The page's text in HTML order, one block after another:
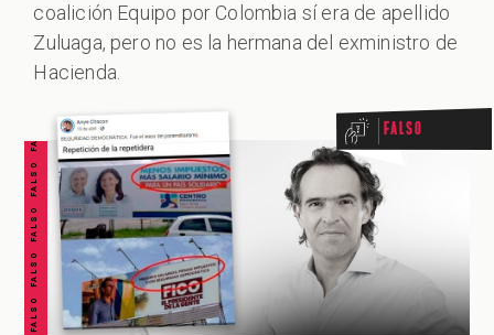
coalición Equipo por Colombia sí era de apellido
Zuluaga, pero no es la hermana del exministro de
Hacienda.
FALSO FALSO FALSO FALSO FALSO FALSO FALSO Falso